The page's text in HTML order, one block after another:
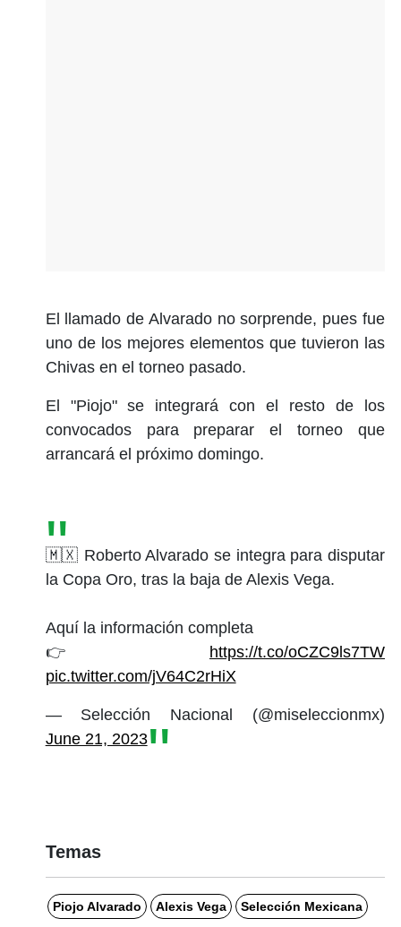
El llamado de Alvarado no sorprende, pues fue
uno de los mejores elementos que tuvieron las
Chivas en el torneo pasado.
El "Piojo" se integrará con el resto de los
convocados para preparar el torneo que
arrancará el próximo domingo.
🇲🇽 Roberto Alvarado se integra para disputar
la Copa Oro, tras la baja de Alexis Vega.
Aquí la información completa
👉 https://t.co/oCZC9ls7TW
pic.twitter.com/jV64C2rHiX
— Selección Nacional (@miseleccionmx)
June 21, 2023
Temas
Piojo Alvarado Alexis Vega Selección Mexicana